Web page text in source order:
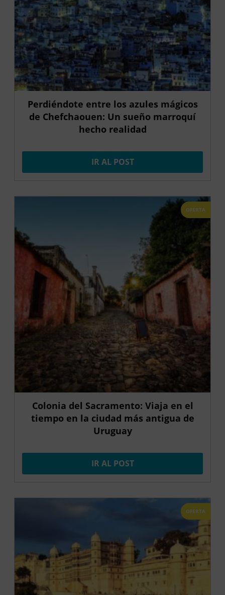
Perdiéndote entre los azules mágicos
de Chefchaouen: Un sueño marroquí
hecho realidad
IR AL POST
OFERTA
Colonia del Sacramento: Viaja en el
tiempo en la ciudad más antigua de
Uruguay
IR AL POST
OFERTA